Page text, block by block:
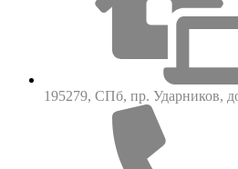
195279, СПб, пр. Ударников,